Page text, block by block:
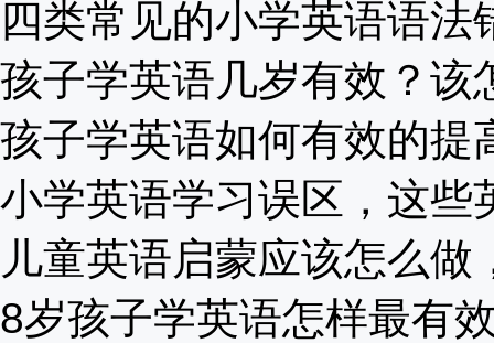
四类常见的小学英语语法
孩子学英语几岁有效？该
孩子学英语如何有效的提
小学英语学习误区，这些
儿童英语启蒙应该怎么做
8岁孩子学英语怎样最有